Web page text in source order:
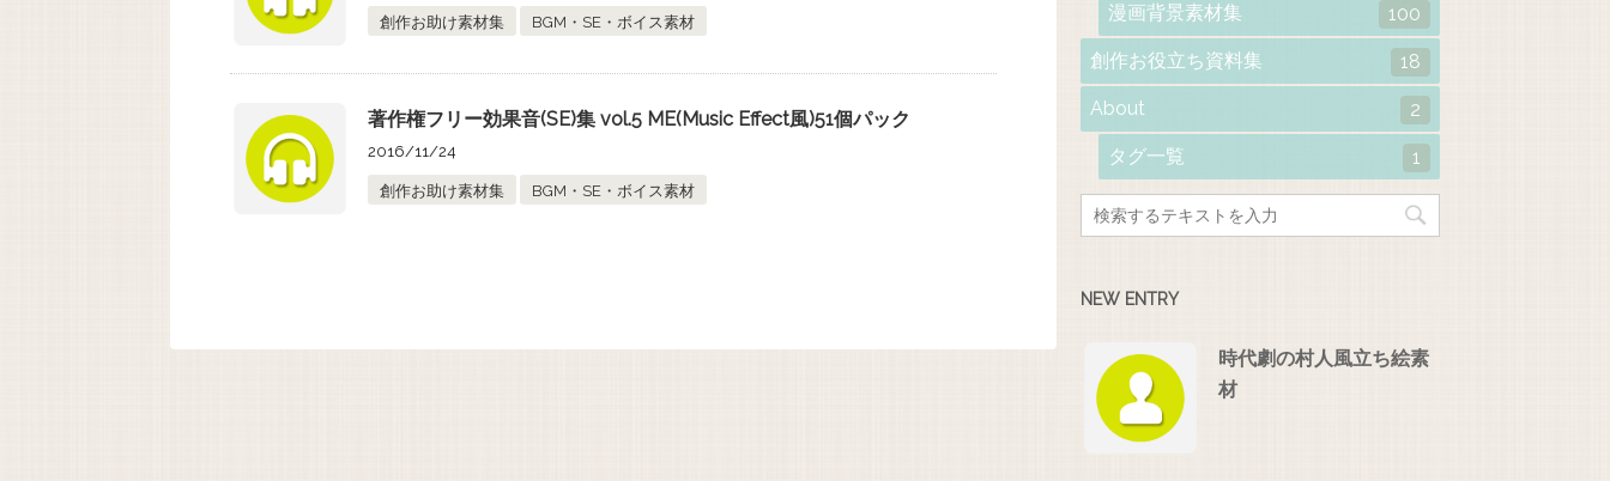
創作お助け素材集 BGM・SE・ボイス素材
著作権フリー効果音(SE)集 vol.5 ME(Music Effect風)51個パック
2016/11/24
創作お助け素材集 BGM・SE・ボイス素材
漫画背景素材集 100
創作お役立ち資料集 18
About 2
タグ一覧 1
NEW ENTRY
時代劇の村人風立ち絵素
材